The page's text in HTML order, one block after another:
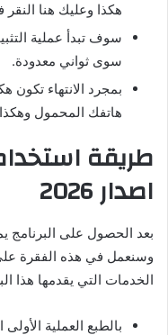
هكذا وعليك هنا النقر
سوف تبدأ عملية
سوى ثواني معدودة.
بمجرد الانتهاء
هاتفك المحمول وهكذا
طريقة
اصدار 2026
بعد الحصول على البرنامج
وسنعمل في هذه الفقرة
الخدمات التي يقدمها هذا
بالطبع العملية